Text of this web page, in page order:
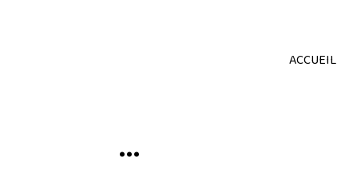
ACCUEIL
...